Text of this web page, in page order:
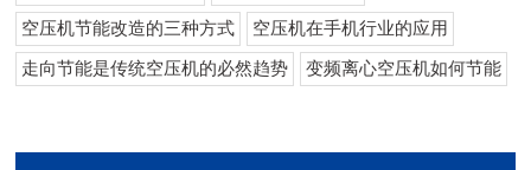
空压机节能改造的三种方式 空压机在手机行业的应用
走向节能是传统空压机的必然趋势 变频离心空压机如何节能